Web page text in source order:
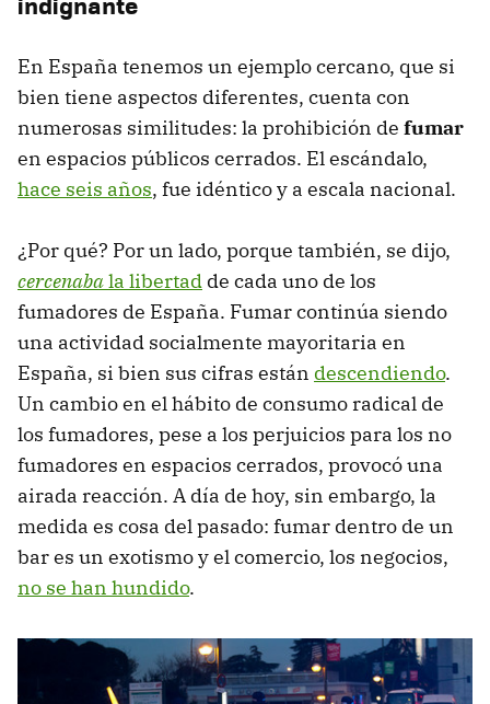
En España tenemos un ejemplo cercano, que si
bien tiene aspectos diferentes, cuenta con
numerosas similitudes: la prohibición de fumar
en espacios públicos cerrados. El escándalo,
hace seis años, fue idéntico y a escala nacional.
¿Por qué? Por un lado, porque también, se dijo,
cercenabala libertad de cada uno de los
fumadores de España. Fumar continúa siendo
una actividad socialmente mayoritaria en
España, si bien sus cifras están descendiendo.
Un cambio en el hábito de consumo radical de
los fumadores, pese a los perjuicios para los no
fumadores en espacios cerrados, provocó una
airada reacción. A día de hoy, sin embargo, la
medida es cosa del pasado: fumar dentro de un
bar es un exotismo y el comercio, los negocios,
no se han hundido.